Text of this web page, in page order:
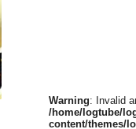
Warning: Invalid
/home/logtube/
content/themes/